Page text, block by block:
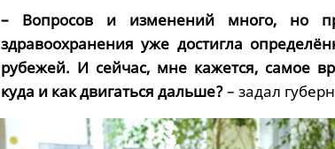
– Вопросов и изменений много, но
здравоохранения уже достигла
рубежей. И сейчас, мне кажется, самое
куда и как двигаться дальше?– задал